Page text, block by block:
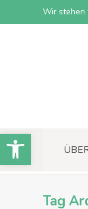
Wir stehen
Tag
Open toolbar